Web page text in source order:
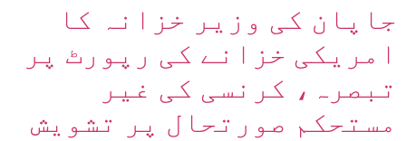
جاپان کی وزیر خزانہ کا
امریکی خزانے کی رپورٹ پر
تبصرہ، کرنسی کی غیر
مستحکم صورتحال پر تشویش